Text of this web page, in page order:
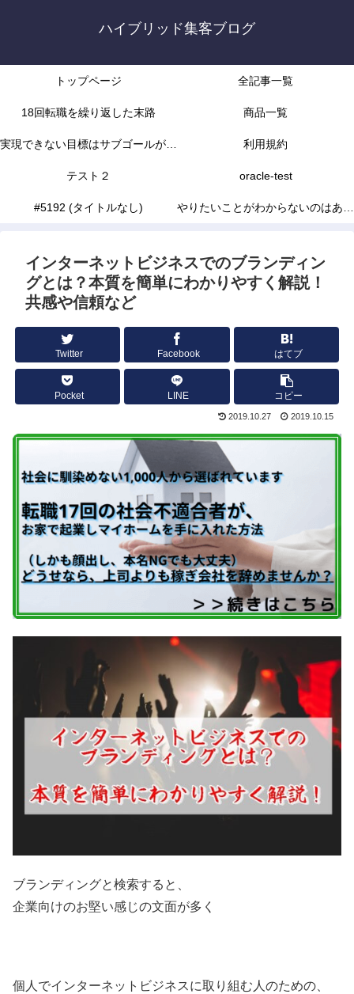
ハイブリッド集客ブログ
トップページ 全記事一覧
18回転職を繰り返した末路 商品一覧
実現できない目標はサブゴールがな
かったから
利用規約
テスト２ oracle-test
#5192 (タイトルなし) やりたいことがわからないのはあな
インターネットビジネスでのブランディン
グとは？本質を簡単にわかりやすく解説！
共感や信頼など
Twitter Facebook はてブ
Pocket LINE コピー
2019.10.27 2019.10.15
ブランディングと検索すると、
企業向けのお堅い感じの文面が多く
個人でインターネットビジネスに取り組む人のための、